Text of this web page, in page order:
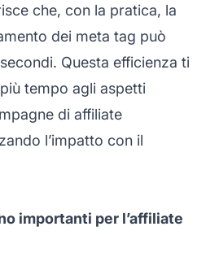
che, con la pratica, la
dei meta tag può
Questa efficienza ti
tempo agli aspetti
di affiliate
l’impatto con il
importanti per l’affiliate